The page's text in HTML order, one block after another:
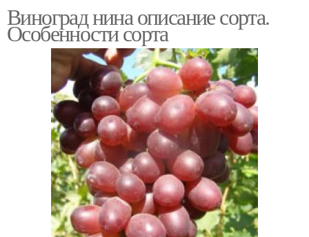
Виноград нина описание сорта.
Особенности сорта